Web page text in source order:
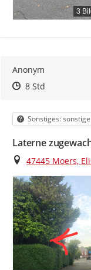
3
Anonym
Zeitpunkt des
Zeitpunkt des
8 StdZur
Kategorie
Sonstiges:
Laterne
Ort
47445 Moers,